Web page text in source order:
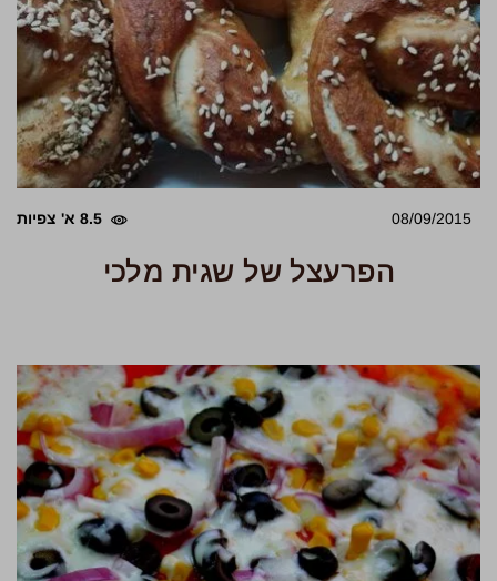
08/09/2015 8.5 א' צפיות
הפרעצל של שגית מלכי